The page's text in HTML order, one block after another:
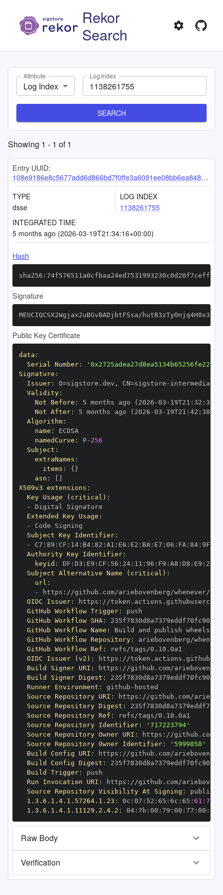
Rekor
Search
Attribute
Log Index
Log Index
SEARCH
Showing 1 - 1 of1
Entry UUID:
108e9186e8c5677add6d866bd7f0ffe3a6091ee08bb6ea848d52cd443986492c6a789c271942a8cf
TYPE
dsse
LOG INDEX
1138261755
INTEGRATED TIME
5 months ago (2026-03-19T21:34:16+00:00)
Hash
Signature
MEUCIQCSX2Wgjax2uBGvBADjbtFSsa/
Public Key Certificate
data :
Serial Number:
Signature :
Issuer: O=sigstore.dev , CN=sigstore -
Validity:
Not Before : 5 months ago (2026 -03 - 19T21 : 32 :
Not After: 5 months ago (2026 -03 - 19T21 : 42 : 38+00
Algorithm:
name :
namedCurve : P- 256
Subject :
extraNames :
items : { }
asn :
X509v3 extensions :
Key Usage (critical) :
-
Extended Key Usage :
-
Subject Key Identifier:
-
C7 : 89 : CF : 14: B4: 82 : A1 : E6 : E2 : BA : E7 : 06 : FA : 84: 9F
Authority Key Identifier:
keyid : DF : D3 : E9 : CF : 56 : 24: 11 : 96 : F9 : A8 : D8 : E9 : 28
Subject Alternative Name (critical) :
url :
-
https :
OIDC Issuer: https :
GitHub Workflow Trigger:
GitHub Workflow SHA:
GitHub Workflow Name :
GitHub Workflow Repository:
GitHub Workflow Ref :
OIDC Issuer (v2) : https :
Build Signer URI : https :
Build Signer Digest :
Runner Environment : github -
Source Repository URI : https :
Source Repository Digest :
Source Repository Ref :
Source Repository Identifier:
'717223794'
Source Repository Owner URI : https :
Source Repository Owner Identifier:
'5999858'
Build Config URI : https :
Build Config Digest :
Build Trigger:
Run Invocation URI : https :
Source Repository Visibility At Signing :
1.3.6.1.4.1.57264.1.23 : 0c : 07 : 52 : 65 : 6c : 65 :
1.3.6.1.4.1.11129.2.4.2 : 04: 7b : 00 : 79 : 00 : 77 : 00 : dd
Raw Body
Verification